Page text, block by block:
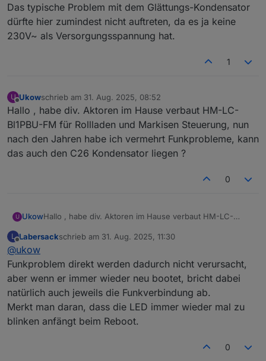
Das typische Problem mit dem Glättungs-Kondensator
dürfte hier zumindest nicht auftreten, da es ja keine
230V~ als Versorgungsspannung hat.
1
U
Offline
Ukowschrieb am 31. Aug. 2025, 08:52
zuletzt editiert von
Hallo , habe div. Aktoren im Hause verbaut HM-LC-
Bl1PBU-FM für Rollladen und Markisen Steuerung, nun
nach den Jahren habe ich vermehrt Funkprobleme, kann
das auch den C26 Kondensator liegen ?
0
U UkowHallo , habe div. Aktoren im Hause verbaut HM-LC-
nach den Jahren habe ich vermehrt Funkprobleme, kann
L
Offline
Labersackschrieb am 31. Aug. 2025, 11:30
zuletzt editiert von
@ukow
Funkproblem direkt werden dadurch nicht verursacht,
aber wenn er immer wieder neu bootet, bricht dabei
natürlich auch jeweils die Funkverbindung ab.
Merkt man daran, dass die LED immer wieder mal zu
blinken anfängt beim Reboot.
0